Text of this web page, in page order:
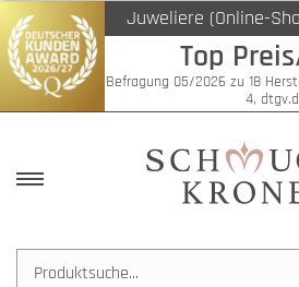
Juweliere (Online-
Top
Befragung 05/2026 zu 18
4,